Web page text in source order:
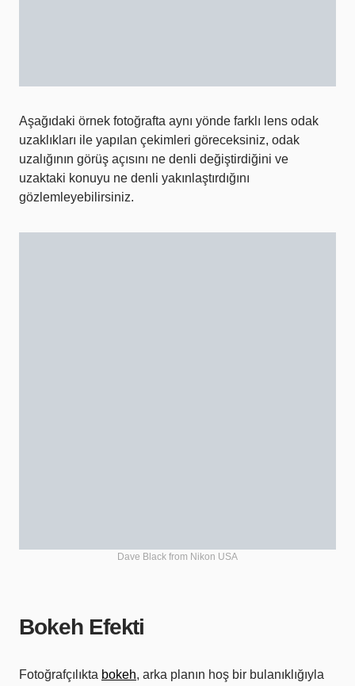
Aşağıdaki örnek fotoğrafta aynı yönde farklı lens odak
uzaklıkları ile yapılan çekimleri göreceksiniz, odak
uzalığının görüş açısını ne denli değiştirdiğini ve
uzaktaki konuyu ne denli yakınlaştırdığını
gözlemleyebilirsiniz.
Dave Black from Nikon USA
Bokeh Efekti
Fotoğrafçılıkta bokeh, arka planın hoş bir bulanıklığıyla